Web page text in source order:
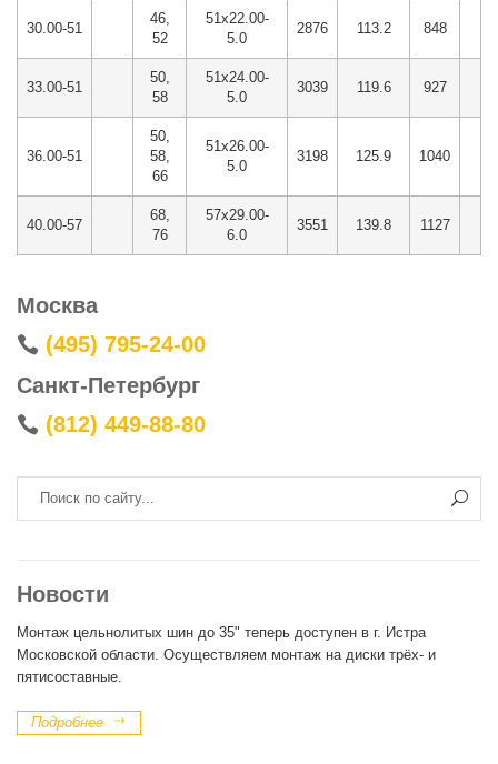
30.00-51
46,
52
51x22.00-
5.0
2876 113.2 848
33.00-51
50,
58
51x24.00-
5.0
3039 119.6 927
36.00-51
50,
58,
66
51x26.00-
5.0
3198 125.9 1040
40.00-57
68,
76
57x29.00-
6.0
3551 139.8 1127
Москва
(495) 795-24-00
Cанкт-Петербург
(812) 449-88-80
Новости
Монтаж цельнолитых шин до 35" теперь доступен в г. Истра
Московской области. Осуществляем монтаж на диски трёх- и
пятисоставные.
Подробнее